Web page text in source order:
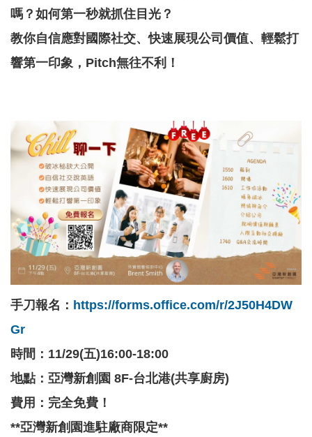
我
們
常
網
EN
條
款
私
權
條
款
嗎？如何第一秒就抓住目光？
教你自信應對國際社交、快速展現公司價值、輕鬆打
響第一印象，Pitch無往不利！
手刀報名： https://forms.office.com/r/2J50H4DW
Gr
時間：11/29(五)16:00-18:00
地點：亞灣新創園 8F-台北港(共享廚房)
費用：完全免費！
**亞灣新創園進駐廠商限定**